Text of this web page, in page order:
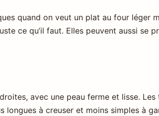
quand on veut un plat au four léger
ce qu’il faut. Elles peuvent aussi se
avec une peau ferme et lisse.
longues à creuser et moins simples à